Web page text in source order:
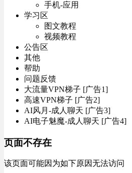
手机-应用
学习区
图文教程
视频教程
公告区
其他
帮助
问题反馈
大流量VPN梯子 [广告1]
高速VPN梯子 [广告2]
AI风月-成人聊天 [广告3]
AI电子魅魔-成人聊天 [广告4]
页面不存在
该页面可能因为如下原因无法访问